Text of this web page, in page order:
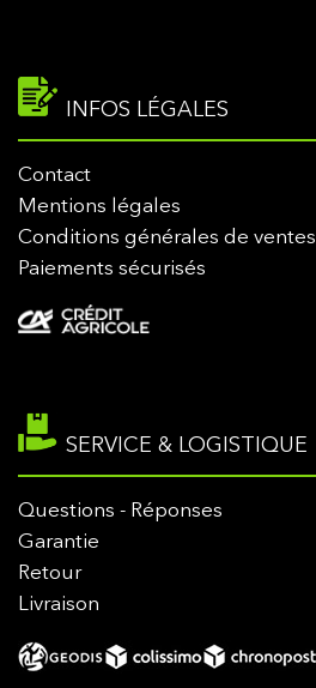
INFOS LÉGALES
Contact
Mentions légales
Conditions générales de ventes
Paiements sécurisés
SERVICE & LOGISTIQUE
Questions - Réponses
Garantie
Retour
Livraison